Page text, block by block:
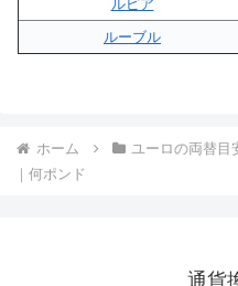
ルピア
ルーブル
ホーム ユーロの両替目
｜何ポンド
通貨